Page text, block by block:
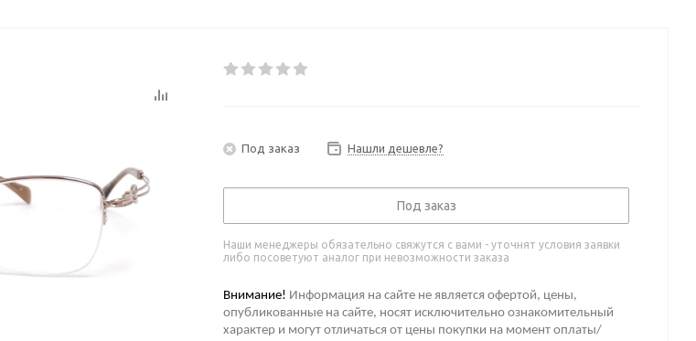
Под заказ Нашли дешевле?
Под заказ
Наши менеджеры обязательно свяжутся с вами - уточнят условия заявки
либо посоветуют аналог при невозможности заказа
Внимание! Информация на сайте не является офертой, цены,
опубликованные на сайте, носят исключительно ознакомительный
характер и могут отличаться от цены покупки на момент оплаты/